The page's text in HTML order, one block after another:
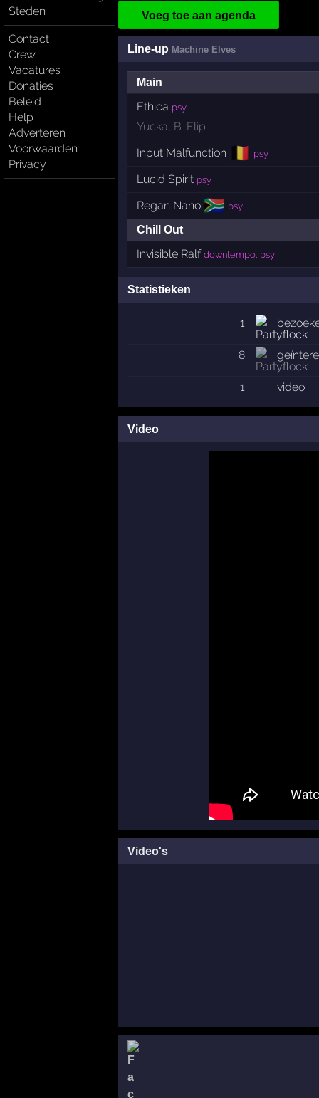
Steden
Contact
Crew
Vacatures
Donaties
Beleid
Help
Adverteren
Voorwaarden
Privacy
Voeg toe aan agenda
Line-up Machine Elves
Main
Ethica psy
Yucka B-Flip
Input Malfunction
🇧🇪 psy
Lucid Spirit psy
Regan Nano 🇿🇦 psy
Chill Out
Invisible Ralf downtempo, psy
Statistieken
1
8
1 · video
Video
Video's